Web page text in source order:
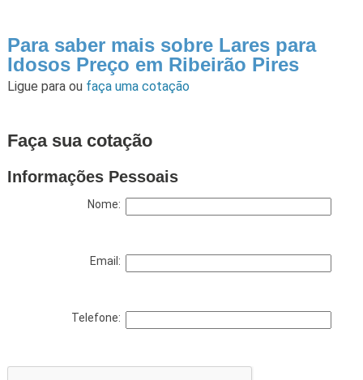
Para saber mais sobre Lares para
Idosos Preço em Ribeirão Pires
Ligue para ou faça uma cotação
Faça sua cotação
Informações Pessoais
Nome:
Email:
Telefone: